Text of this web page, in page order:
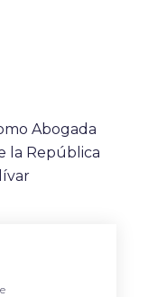
Abogada
la República